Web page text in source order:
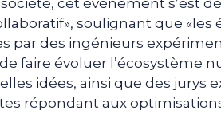
soulignant que
par des ingénieurs
faire évoluer l’écosystème
idées, ainsi que des jurys
répondant aux